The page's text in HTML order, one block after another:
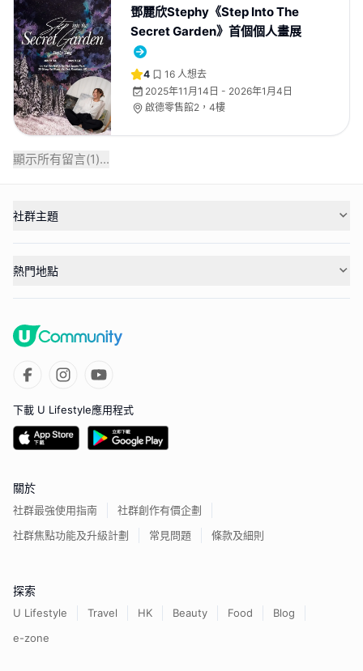
鄧麗欣Stephy《Step Into The
Secret Garden》首個個人畫展
4 16 人想去
2025年11月14日 - 2026年1月4日
啟德零售館2，4樓⁣
顯示所有留言(1)...
社群主題
熱門地點
下載 U Lifestyle應用程式
關於
社群最強使用指南
社群創作有價企劃
社群焦點功能及升級計劃
常見問題 條款及細則
探索
U Lifestyle Travel HK Beauty Food
Blog
e-zone